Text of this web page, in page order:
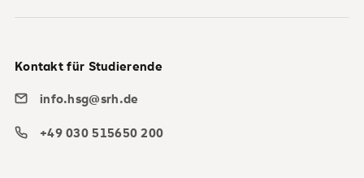
Kontakt für Studierende
info.hsg@srh.de
+49 030 515650 200